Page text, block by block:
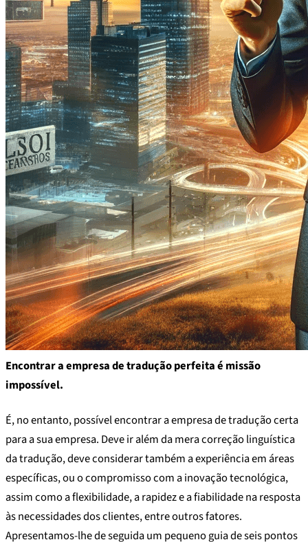
Encontrar a empresa de tradução perfeita é missão
impossível.
É, no entanto, possível encontrar a empresa de tradução certa
para a sua empresa. Deve ir além da mera correção linguística
da tradução, deve considerar também a experiência em áreas
específicas, ou o compromisso com a inovação tecnológica,
assim como a flexibilidade, a rapidez e a fiabilidade na resposta
às necessidades dos clientes, entre outros fatores.
Apresentamos-lhe de seguida um pequeno guia de seis pontos